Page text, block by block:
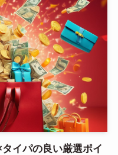
タイパの良い厳選ポイ